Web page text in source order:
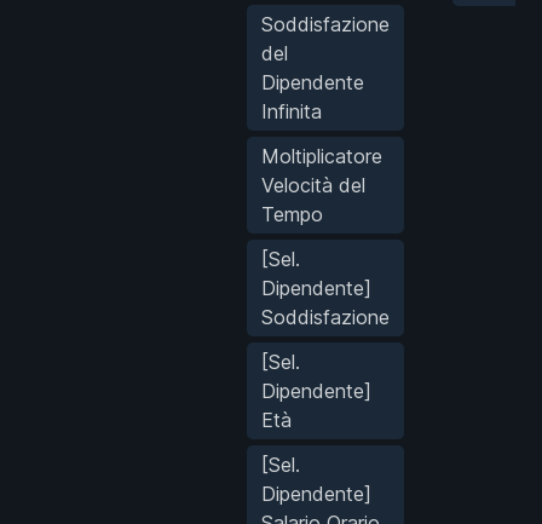
Soddisfazione
del
Dipendente
Infinita
Moltiplicatore
Velocità del
Tempo
[Sel.
Dipendente]
Soddisfazione
[Sel.
Dipendente]
Età
[Sel.
Dipendente]